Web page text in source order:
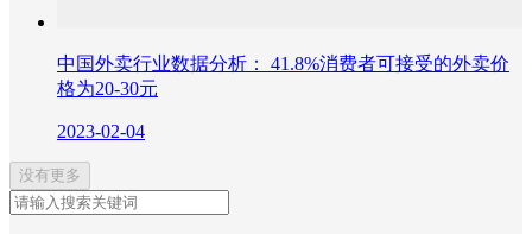
中国外卖行业数据分析： 41.8%消费者可接受的外卖价
格为20-30元
2023-02-04
没有更多